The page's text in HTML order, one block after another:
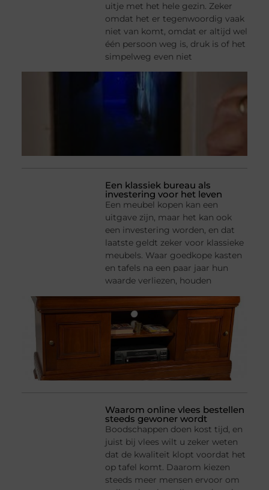
uitje met het hele gezin. Zeker
omdat het er tegenwoordig vaak
niet van komt, omdat er altijd wel
één persoon weg is, druk is of het
simpelweg even niet
Een klassiek bureau als
investering voor het leven
Een meubel kopen kan een
uitgave zijn, maar het kan ook
een investering worden, en dat
laatste geldt zeker voor klassieke
meubels. Waar goedkope kasten
en tafels na een paar jaar hun
waarde verliezen, houden
Waarom online vlees bestellen
steeds gewoner wordt
Boodschappen doen kost tijd, en
juist bij vlees wilt u zeker weten
dat de kwaliteit klopt voordat het
op tafel komt. Daarom kiezen
steeds meer mensen ervoor om